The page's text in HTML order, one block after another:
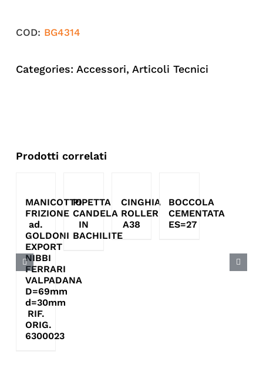
COD: BG4314
Categories: Accessori, Articoli Tecnici
Prodotti correlati
MANICOTTO
FRIZIONE
ad.
GOLDONI
EXPORT
NIBBI
FERRARI
VALPADANA
D=69mm
d=30mm
RIF.
ORIG.
6300023
PIPETTA
CANDELA
IN
BACHILITE
CINGHIA
ROLLER
A38
BOCCOLA
CEMENTATA
ES=27